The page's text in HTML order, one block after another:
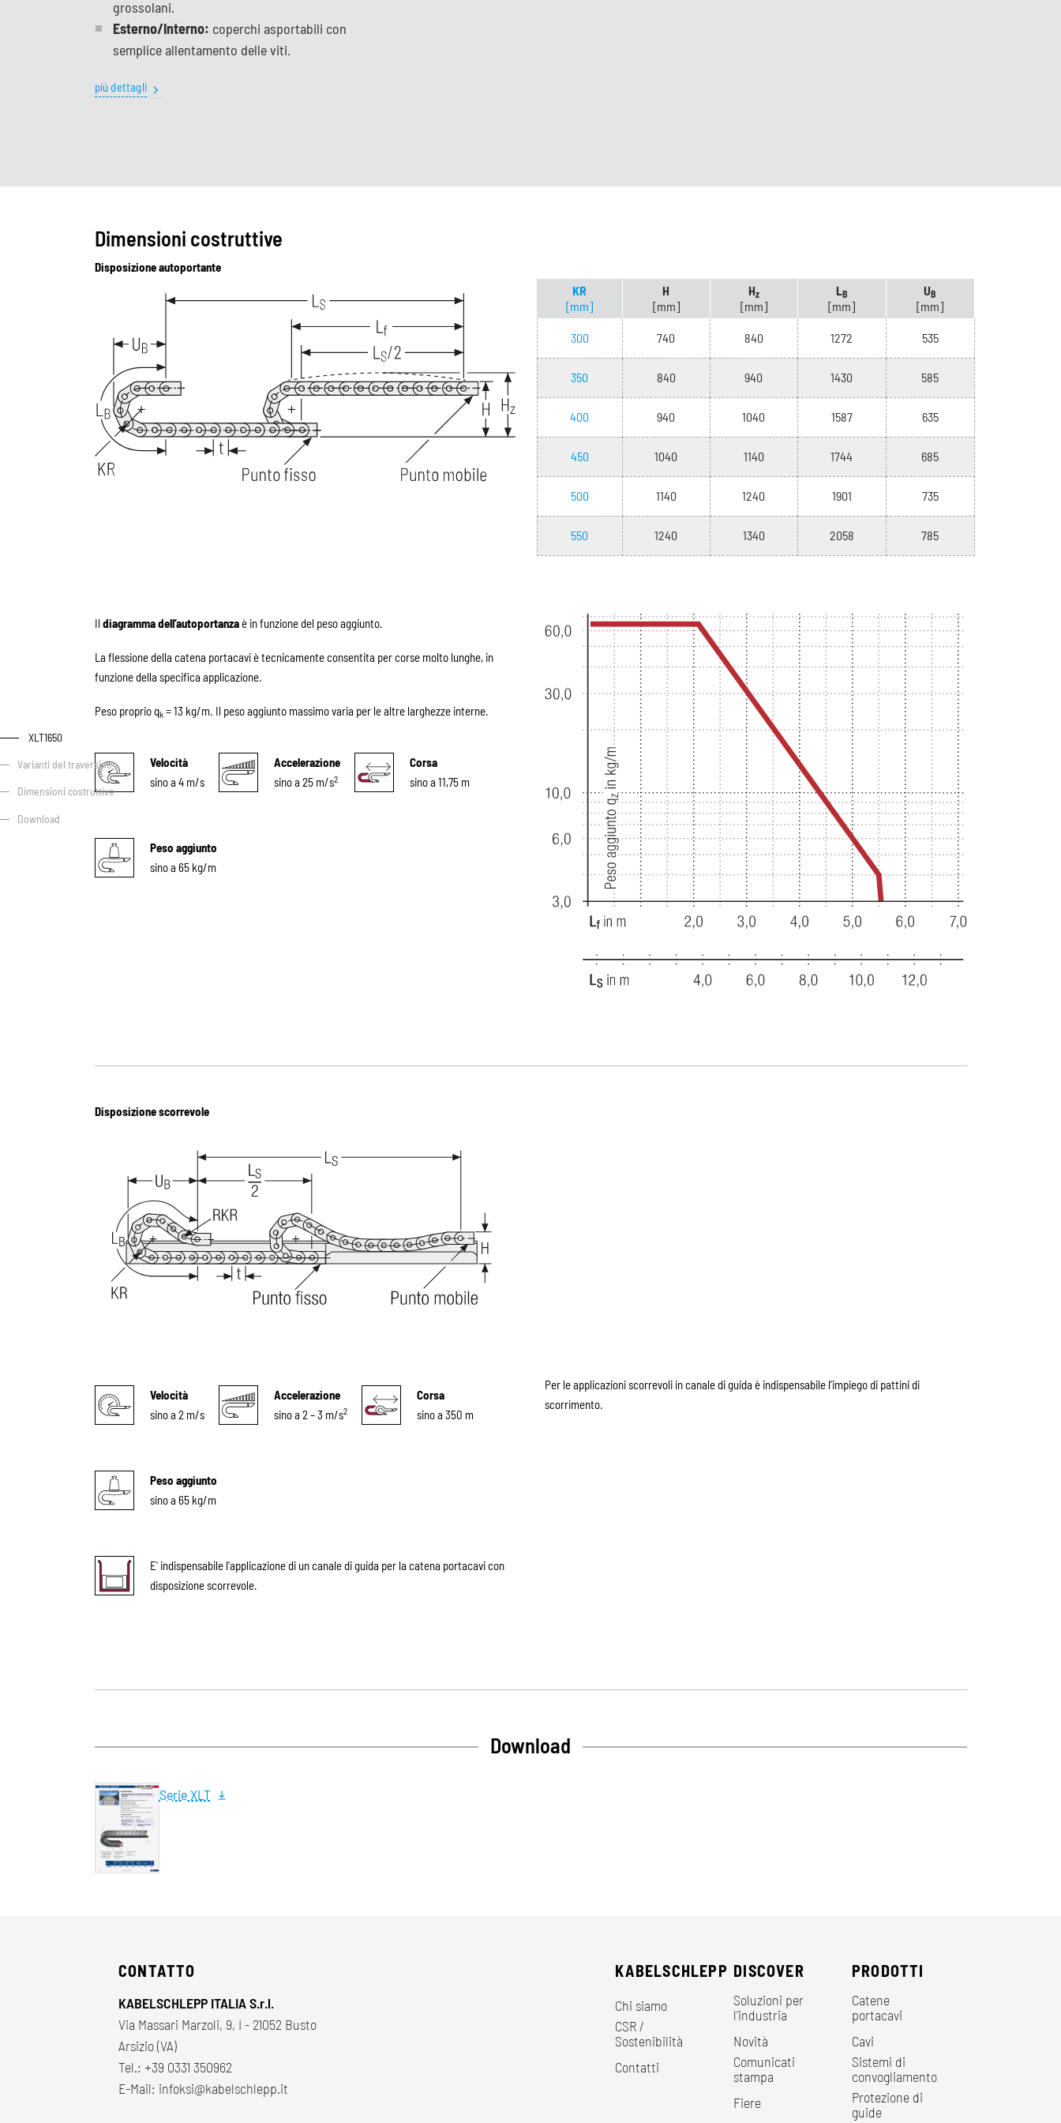
XLT1650
Varianti del traversino
Dimensioni costruttive
Download
grossolani.
Esterno/Interno: coperchi asportabili con
semplice allentamento delle viti.
piú dettagli
Dimensioni costruttive
Disposizione autoportante
KR
[mm]
H
[mm]
Hz
[mm]
LB
[mm]
UB
[mm]
300 740 840 1272 535
350 840 940 1430 585
400 940 1040 1587 635
450 1040 1140 1744 685
500 1140 1240 1901 735
550 1240 1340 2058 785
Il diagramma dell’autoportanzaè in funzione del peso aggiunto.
La flessione della catena portacavi è tecnicamente consentita per corse molto lunghe, in
funzione della specifica applicazione.
Peso proprio qk= 13 kg/m. Il peso aggiunto massimo varia per le altre larghezze interne.
Velocità
sino a 4 m/s
Accelerazione
sino a 25 m/s2
Corsa
sino a 11,75 m
Peso aggiunto
sino a 65 kg/m
Disposizione scorrevole
Velocità
sino a 2 m/s
Accelerazione
sino a 2 – 3 m/s2
Corsa
sino a 350 m
Peso aggiunto
sino a 65 kg/m
E' indispensabile l'applicazione di un canale di guida per la catena portacavi con
disposizione scorrevole.
Per le applicazioni scorrevoli in canale di guida è indispensabile l’impiego di pattini di
scorrimento.
Download
Serie XLT
CONTATTO
KABELSCHLEPP ITALIA S.r.l.
Via Massari Marzoli, 9, I - 21052 Busto
Arsizio (VA)
Tel.: +39 0331 350962
E-Mail: infoksi@kabelschlepp.it
KABELSCHLEPP
Chi siamo
CSR /
Sostenibilità
Contatti
DISCOVER
Soluzioni per
l'industria
Novità
Comunicati
stampa
Fiere
PRODOTTI
Catene
portacavi
Cavi
Sistemi di
convogliamento
Protezione di
guide